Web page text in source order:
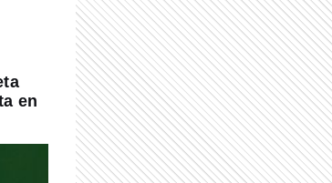
en